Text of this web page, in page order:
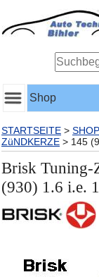
Shop
STARTSEITE > SHOP
ZüNDKERZE > 145
Brisk Tuning-
(930) 1.6 i.e.